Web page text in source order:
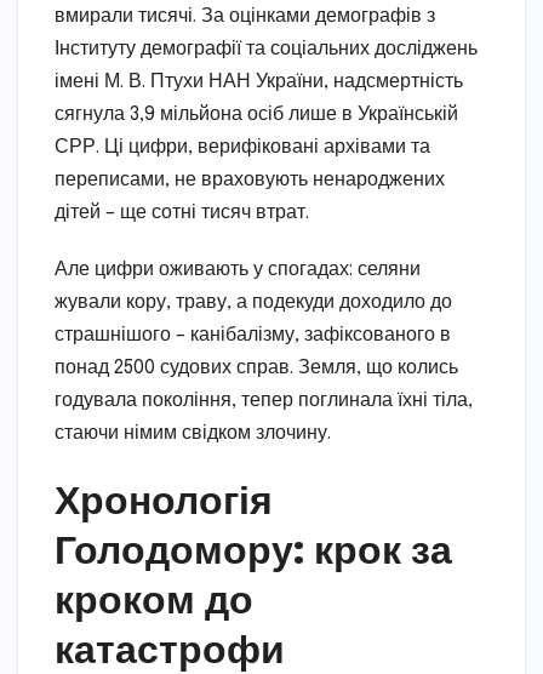
вмирали тисячі. За оцінками демографів з
Інституту демографії та соціальних досліджень
імені М. В. Птухи НАН України, надсмертність
сягнула 3,9 мільйона осіб лише в Українській
СРР. Ці цифри, верифіковані архівами та
переписами, не враховують ненароджених
дітей – ще сотні тисяч втрат.
Але цифри оживають у спогадах: селяни
жували кору, траву, а подекуди доходило до
страшнішого – канібалізму, зафіксованого в
понад 2500 судових справ. Земля, що колись
годувала покоління, тепер поглинала їхні тіла,
стаючи німим свідком злочину.
Хронологія
Голодомору: крок за
кроком до
катастрофи